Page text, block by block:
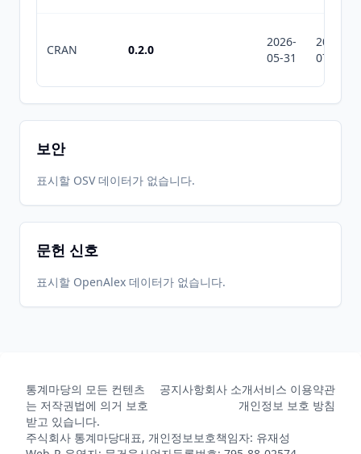
CRAN 0.2.0
2026-
05-31
2026-
07-10
보안
표시할 OSV 데이터가 없습니다.
문헌 신호
표시할 OpenAlex 데이터가 없습니다.
통계마당의 모든 컨텐츠
는 저작권법에 의거 보호
받고 있습니다.
공지사항회사 소개서비스 이용약관
개인정보 보호 방침
주식회사 통계마당대표, 개인정보보호책임자: 유재성